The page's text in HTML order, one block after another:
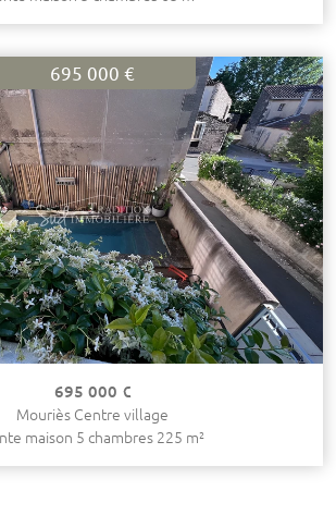
695 000 €
695 000 €
Mouriès Centre village
maison 5 chambres 225 m²